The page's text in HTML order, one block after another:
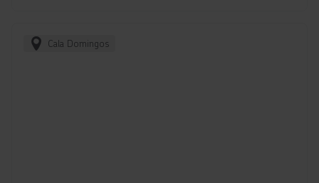
Cala Domingos